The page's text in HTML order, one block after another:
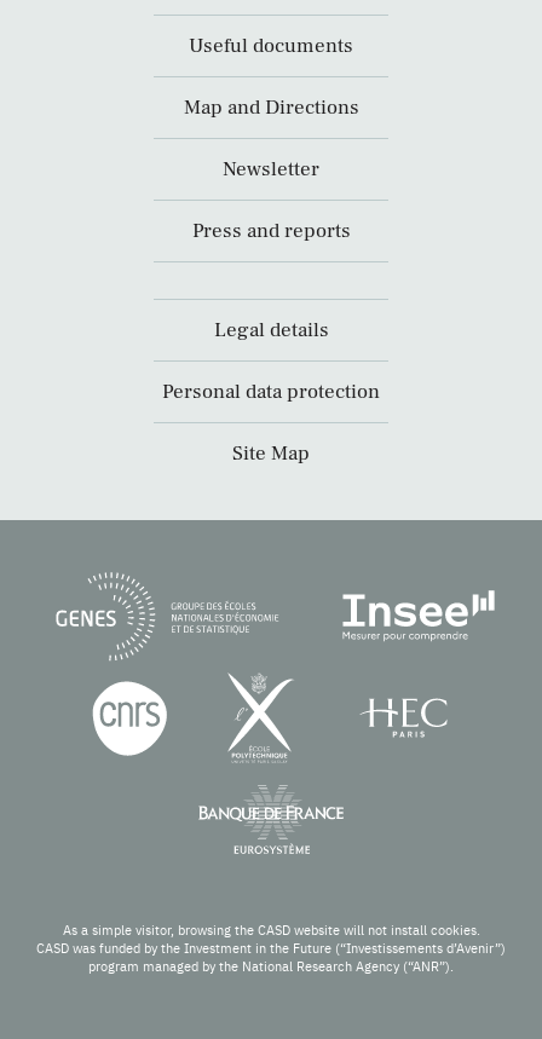
Useful documents
Map and Directions
Newsletter
Press and reports
Legal details
Personal data protection
Site Map
As a simple visitor, browsing the CASD website will not install cookies.
CASD was funded by the Investment in the Future (“Investissements d’Avenir”)
program managed by the National Research Agency (“ANR”).